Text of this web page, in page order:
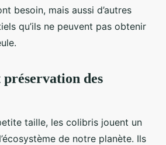
besoin, mais aussi d’autres
qu’ils ne peuvent pas obtenir
des
taille, les colibris jouent un
de notre planète. Ils